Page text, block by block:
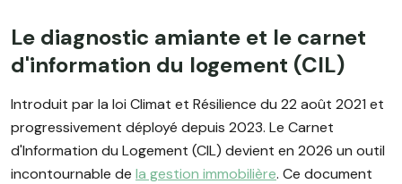
Le diagnostic amiante et le carnet
d'information du logement (CIL)
Introduit par la loi Climat et Résilience du 22 août 2021 et
progressivement déployé depuis 2023. Le Carnet
d'Information du Logement (CIL) devient en 2026 un outil
incontournable de la gestion immobilière. Ce document